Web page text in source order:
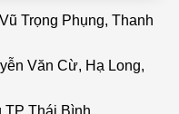
Trọng Phụng, Thanh
Văn Cừ, Hạ Long,
Thái Bình.